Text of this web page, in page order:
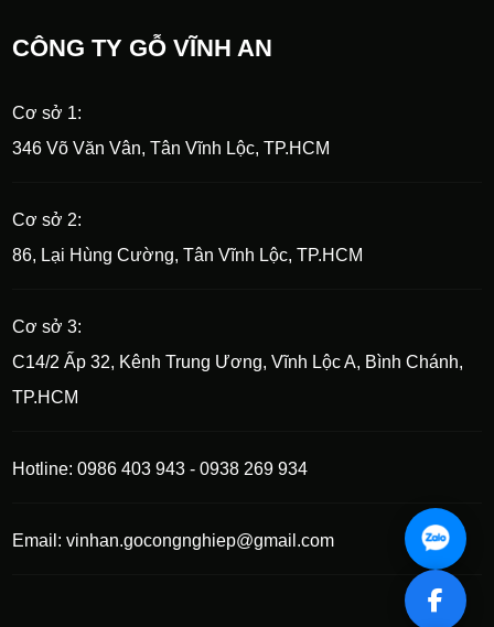
CÔNG TY GỖ VĨNH AN
Cơ sở 1:
346 Võ Văn Vân, Tân Vĩnh Lộc, TP.HCM
Cơ sở 2:
86, Lại Hùng Cường, Tân Vĩnh Lộc, TP.HCM
Cơ sở 3:
C14/2 Ấp 32, Kênh Trung Ương, Vĩnh Lộc A, Bình Chánh,
TP.HCM
Hotline: 0986 403 943 - 0938 269 934
Email: vinhan.gocongnghiep@gmail.com